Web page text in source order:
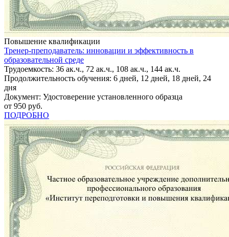
Повышение квалификации
Тренер-преподаватель: инновации и эффективность в
образовательной среде
Трудоемкость: 36 ак.ч., 72 ак.ч., 108 ак.ч., 144 ак.ч.
Продолжительность обучения: 6 дней, 12 дней, 18 дней, 24
дня
Документ: Удостоверение установленного образца
от 950 руб.
ПОДРОБНО